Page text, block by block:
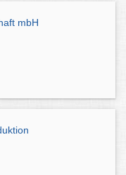
mbH